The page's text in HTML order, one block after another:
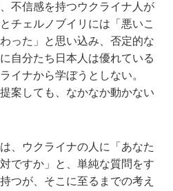
不信感を持つウクライナ人が
チェルノブイリには「悪いこ
った」と思い込み、否定的な
自分たち日本人は優れている
イナから学ぼうとしない。
案しても、なかなか動かない
、ウクライナの人に「あなた
ですか」と、単純な質問をす
つが、そこに至るまでの考え